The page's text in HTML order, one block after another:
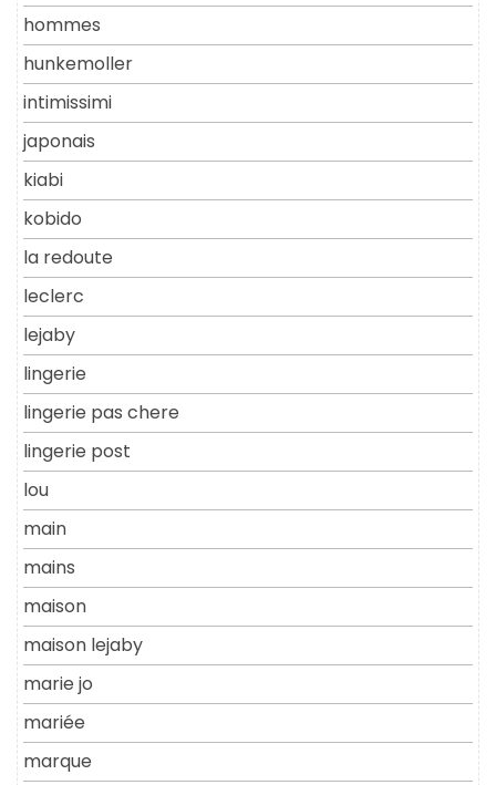
hommes
hunkemoller
intimissimi
japonais
kiabi
kobido
la redoute
leclerc
lejaby
lingerie
lingerie pas chere
lingerie post
lou
main
mains
maison
maison lejaby
marie jo
mariée
marque